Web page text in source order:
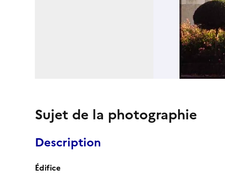
Sujet de la photographie
Description
Édifice